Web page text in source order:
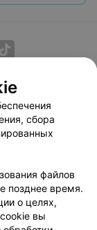
оплаты
сервиса
сбора
файлов
позднее время.
о целях,
вы